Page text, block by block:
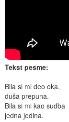
Tekst pesme:
Bila si mi deo oka,
duša prepuna.
Bila si mi kao sudba
jedna jedina.